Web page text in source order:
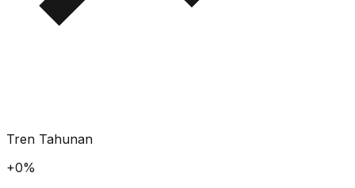
Tren Tahunan
+0%